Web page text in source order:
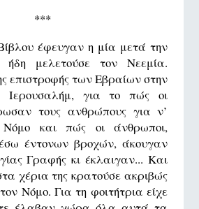
***
έφευγαν η μία μετά την
μελετούσε τον Νεεμία.
επιστροφής των Εβραίων στην
Ιερουσαλήμ, για το πώς οι
τους ανθρώπους για ν’
και πώς οι άνθρωποι,
έντονων βροχών, άκουγαν
Γραφής κι έκλαιγαν... Και
χέρια της κρατούσε ακριβώς
Νόμο. Για τη φοιτήτρια είχε